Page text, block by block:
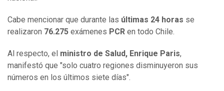
Cabe mencionar que durante las últimas 24 horas se
realizaron 76.275 exámenes PCR en todo Chile.
Al respecto, el ministro de Salud, Enrique Paris,
manifestó que "solo cuatro regiones disminuyeron sus
números en los últimos siete días".